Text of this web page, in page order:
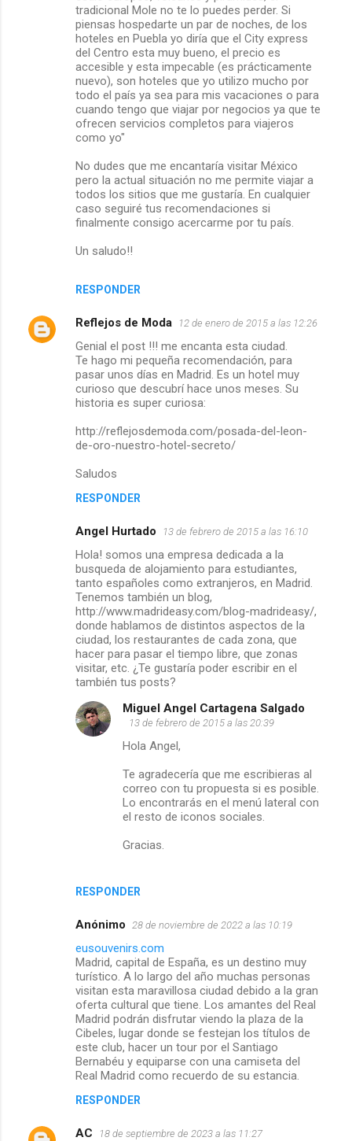
tradicional Mole no te lo puedes perder. Si
piensas hospedarte un par de noches, de los
hoteles en Puebla yo diría que el City express
del Centro esta muy bueno, el precio es
accesible y esta impecable (es prácticamente
nuevo), son hoteles que yo utilizo mucho por
todo el país ya sea para mis vacaciones o para
cuando tengo que viajar por negocios ya que te
ofrecen servicios completos para viajeros
como yo"
No dudes que me encantaría visitar México
pero la actual situación no me permite viajar a
todos los sitios que me gustaría. En cualquier
caso seguiré tus recomendaciones si
finalmente consigo acercarme por tu país.
Un saludo!!
RESPONDER
Reflejos de Moda 12 de enero de 2015 a las 12:26
Genial el post !!! me encanta esta ciudad.
Te hago mi pequeña recomendación, para
pasar unos días en Madrid. Es un hotel muy
curioso que descubrí hace unos meses. Su
historia es super curiosa:
http://reflejosdemoda.com/posada-del-leon-
de-oro-nuestro-hotel-secreto/
Saludos
RESPONDER
Angel Hurtado 13 de febrero de 2015 a las 16:10
Hola! somos una empresa dedicada a la
busqueda de alojamiento para estudiantes,
tanto españoles como extranjeros, en Madrid.
Tenemos también un blog,
http://www.madrideasy.com/blog-madrideasy/,
donde hablamos de distintos aspectos de la
ciudad, los restaurantes de cada zona, que
hacer para pasar el tiempo libre, que zonas
visitar, etc. ¿Te gustaría poder escribir en el
también tus posts?
RESPONDER
Miguel Angel Cartagena Salgado
13 de febrero de 2015 a las 20:39
Hola Angel,
Te agradecería que me escribieras al
correo con tu propuesta si es posible.
Lo encontrarás en el menú lateral con
el resto de iconos sociales.
Gracias.
Anónimo 28 de noviembre de 2022 a las 10:19
eusouvenirs.com
Madrid, capital de España, es un destino muy
turístico. A lo largo del año muchas personas
visitan esta maravillosa ciudad debido a la gran
oferta cultural que tiene. Los amantes del Real
Madrid podrán disfrutar viendo la plaza de la
Cibeles, lugar donde se festejan los títulos de
este club, hacer un tour por el Santiago
Bernabéu y equiparse con una camiseta del
Real Madrid como recuerdo de su estancia.
RESPONDER
AC 18 de septiembre de 2023 a las 11:27